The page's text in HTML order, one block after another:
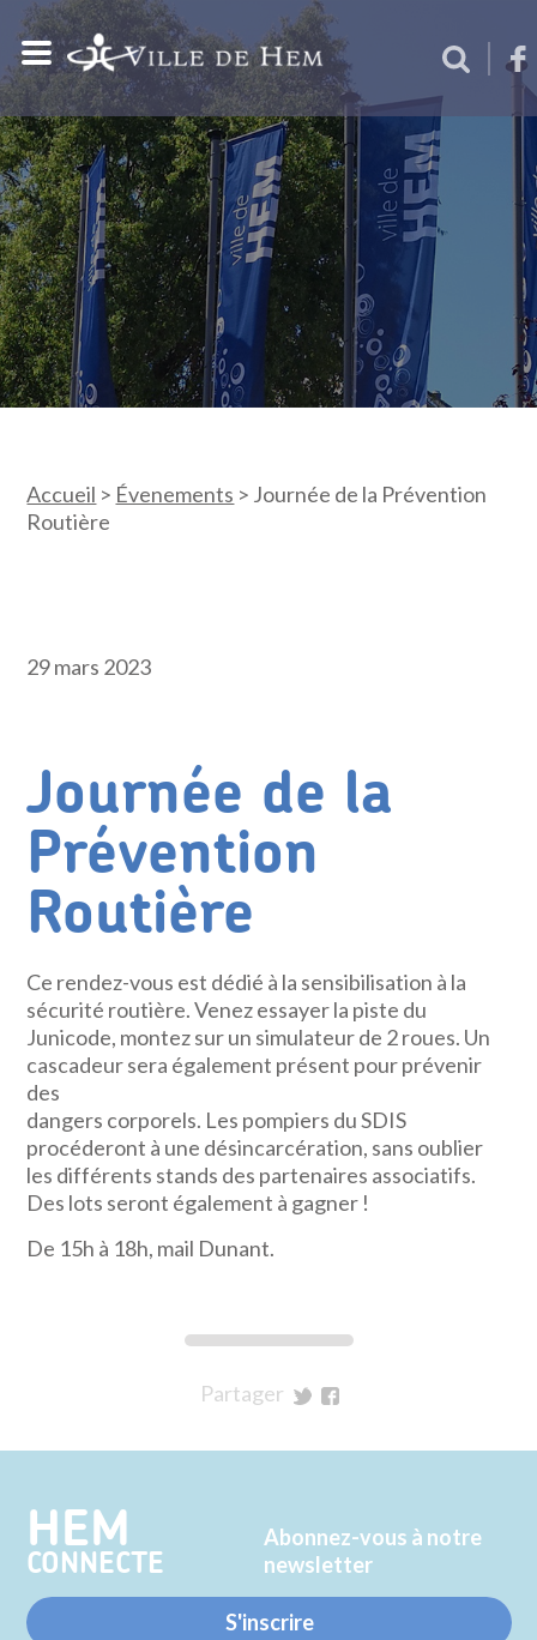
Accueil > Évenements > Journée de la Prévention
Routière
29 mars 2023
Journée de la
Prévention
Routière
Ce rendez-vous est dédié à la sensibilisation à la
sécurité routière. Venez essayer la piste du
Junicode, montez sur un simulateur de 2 roues. Un
cascadeur sera également présent pour prévenir
des
dangers corporels. Les pompiers du SDIS
procéderont à une désincarcération, sans oublier
les différents stands des partenaires associatifs.
Des lots seront également à gagner !
De 15h à 18h, mail Dunant.
Partager
Twitter
Facebook
HEM
CONNECTE
Abonnez-vous à notre
newsletter
S'inscrire